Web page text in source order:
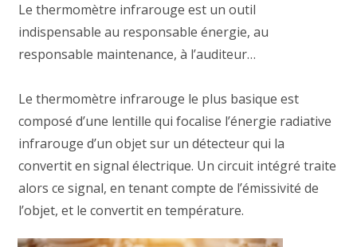
Le thermomètre infrarouge est un outil
indispensable au responsable énergie, au
responsable maintenance, à l’auditeur…
Le thermomètre infrarouge le plus basique est
composé d’une lentille qui focalise l’énergie radiative
infrarouge d’un objet sur un détecteur qui la
convertit en signal électrique. Un circuit intégré traite
alors ce signal, en tenant compte de l’émissivité de
l’objet, et le convertit en température.